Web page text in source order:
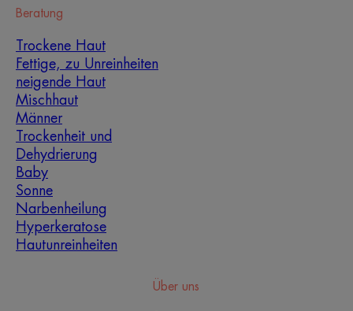
Beratung
Trockene Haut
Fettige, zu Unreinheiten
neigende Haut
Mischhaut
Männer
Trockenheit und
Dehydrierung
Baby
Sonne
Narbenheilung
Hyperkeratose
Hautunreinheiten
Über uns